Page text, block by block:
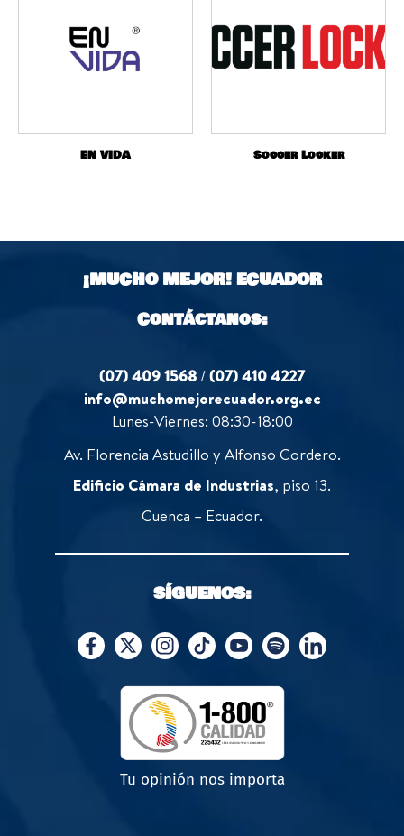
EN VIDA Soccer Locker
¡MUCHO MEJOR!ECUADOR
Contáctanos:
(07) 409 1568 /(07) 410 4227
info@muchomejorecuador.org.ec
Lunes-Viernes: 08:30-18:00
Av. Florencia Astudillo y Alfonso Cordero.
Edificio Cámara de Industrias, piso 13.
Cuenca – Ecuador.
SÍGUENOS:
Tu opinión nos importa